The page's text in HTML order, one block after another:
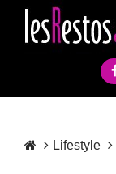
Lifestyle